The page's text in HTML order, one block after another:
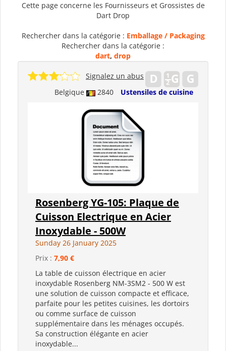
Cette page concerne les Fournisseurs et Grossistes de
Dart Drop
Rechercher dans la catégorie : Emballage / Packaging
Rechercher dans la catégorie :
dart, drop
Belgique 2840 Ustensiles de cuisine
Signalez un abus
Rosenberg YG-105: Plaque de
Cuisson Electrique en Acier
Inoxydable - 500W
Sunday 26 January 2025
Prix : 7,90 €
La table de cuisson électrique en acier
inoxydable Rosenberg NM-3SM2 - 500 W est
une solution de cuisson compacte et efficace,
parfaite pour les petites cuisines, les dortoirs
ou comme surface de cuisson
supplémentaire dans les ménages occupés.
Sa construction élégante en acier
inoxydable...